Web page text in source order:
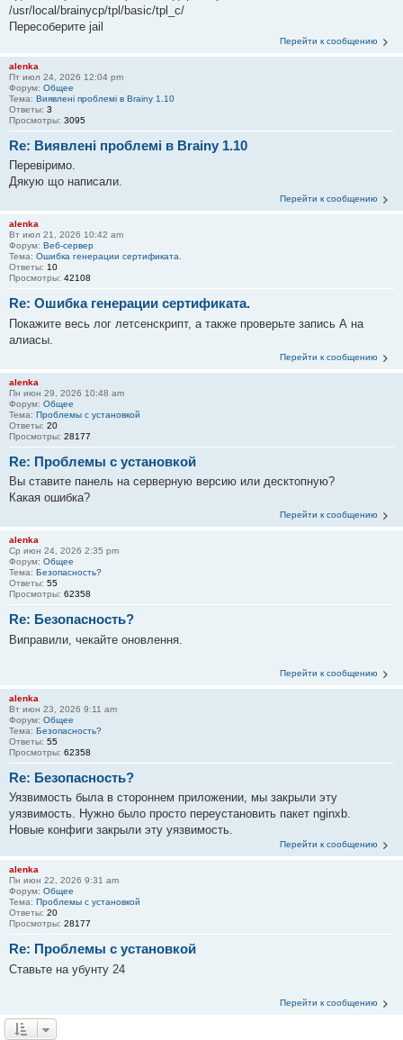
/usr/local/brainycp/tpl/basic/tpl_c/
Пересоберите jail
Перейти к сообщению
alenka
Пт июл 24, 2026 12:04 pm
Форум: Общее
Тема: Виявлені проблемі в Brainy 1.10
Ответы: 3
Просмотры: 3095
Re: Виявлені проблемі в Brainy 1.10
Перевіримо.
Дякую що написали.
Перейти к сообщению
alenka
Вт июл 21, 2026 10:42 am
Форум: Веб-сервер
Тема: Ошибка генерации сертификата.
Ответы: 10
Просмотры: 42108
Re: Ошибка генерации сертификата.
Покажите весь лог летсенскрипт, а также проверьте запись А на
алиасы.
Перейти к сообщению
alenka
Пн июн 29, 2026 10:48 am
Форум: Общее
Тема: Проблемы с установкой
Ответы: 20
Просмотры: 28177
Re: Проблемы с установкой
Вы ставите панель на серверную версию или десктопную?
Какая ошибка?
Перейти к сообщению
alenka
Ср июн 24, 2026 2:35 pm
Форум: Общее
Тема: Безопасность?
Ответы: 55
Просмотры: 62358
Re: Безопасность?
Виправили, чекайте оновлення.
Перейти к сообщению
alenka
Вт июн 23, 2026 9:11 am
Форум: Общее
Тема: Безопасность?
Ответы: 55
Просмотры: 62358
Re: Безопасность?
Уязвимость была в стороннем приложении, мы закрыли эту
уязвимость. Нужно было просто переустановить пакет nginxb.
Новые конфиги закрыли эту уязвимость.
Перейти к сообщению
alenka
Пн июн 22, 2026 9:31 am
Форум: Общее
Тема: Проблемы с установкой
Ответы: 20
Просмотры: 28177
Re: Проблемы с установкой
Ставьте на убунту 24
Перейти к сообщению